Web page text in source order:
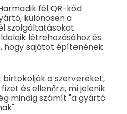
fél QR-kód
különösen a
szolgáltatásokat
létrehozásához és
hogy sajátot építenének
birtokolják a szervereket,
és ellenőrzi, mi jelenik
mindig számít "a gyártó